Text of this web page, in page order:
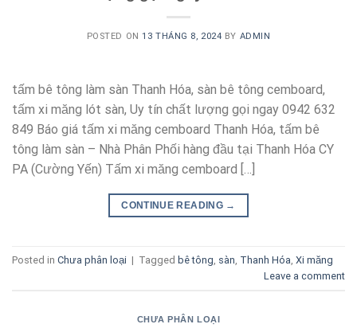
POSTED ON13 THÁNG 8, 2024 BY ADMIN
tấm bê tông làm sàn Thanh Hóa, sàn bê tông cemboard,
tấm xi măng lót sàn, Uy tín chất lượng gọi ngay 0942 632
849 Báo giá tấm xi măng cemboard Thanh Hóa, tấm bê
tông làm sàn – Nhà Phân Phối hàng đầu tại Thanh Hóa CY
PA (Cường Yến) Tấm xi măng cemboard […]
CONTINUE READING →
Posted in Chưa phân loại | Tagged bê tông sàn Thanh Hóa Xi măng
Leave a comment
CHƯA PHÂN LOẠI